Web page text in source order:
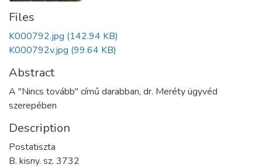
Files
K000792.jpg (142.94 KB)
K000792v.jpg (99.64 KB)
Abstract
A "Nincs tovább" című darabban, dr. Meréty ügyvéd
szerepében
Description
Postatiszta
B. kisny. sz. 3732